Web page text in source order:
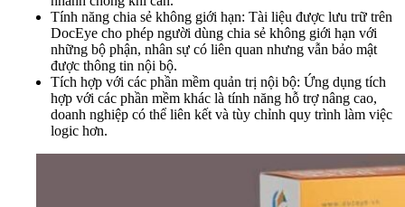
Tính năng chia sẻ không giới hạn: Tài liệu được lưu trữ trên
DocEye cho phép người dùng chia sẻ không giới hạn với
những bộ phận, nhân sự có liên quan nhưng vẫn bảo mật
được thông tin nội bộ.
Tích hợp với các phần mềm quản trị nội bộ: Ứng dụng tích
hợp với các phần mềm khác là tính năng hỗ trợ nâng cao,
doanh nghiệp có thể liên kết và tùy chỉnh quy trình làm việc
logic hơn.